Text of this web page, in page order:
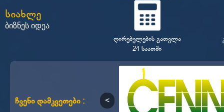
სიახლე
ბიზნეს იდეა
ღირებულების გათვლა
24 საათში
ჩვენი დამკვეთები :